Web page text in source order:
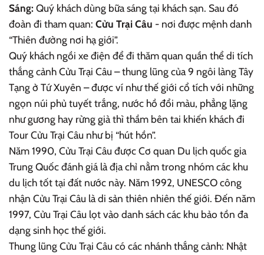
Sáng: Quý khách dùng bữa sáng tại khách sạn. Sau đó
đoàn đi tham quan: Cửu Trại Câu - nơi được mệnh danh
“Thiên đường nơi hạ giới”.
Quý khách ngồi xe điện để đi thăm quan quần thể di tích
thắng cảnh Cửu Trại Câu – thung lũng của 9 ngôi làng Tây
Tạng ở Tứ Xuyên – được ví như thế giới cổ tích với những
ngọn núi phủ tuyết trắng, nước hồ đổi màu, phẳng lặng
như gương hay rừng già thì thầm bên tai khiến khách đi
Tour Cửu Trại Câu như bị “hút hồn”.
Năm 1990, Cửu Trại Câu được Cơ quan Du lịch quốc gia
Trung Quốc đánh giá là địa chỉ nằm trong nhóm các khu
du lịch tốt tại đất nước này. Năm 1992, UNESCO công
nhận Cửu Trại Câu là di sản thiên nhiên thế giới. Đến năm
1997, Cửu Trại Câu lọt vào danh sách các khu bảo tồn đa
dạng sinh học thế giới.
Thung lũng Cửu Trại Câu có các nhánh thắng cảnh: Nhật